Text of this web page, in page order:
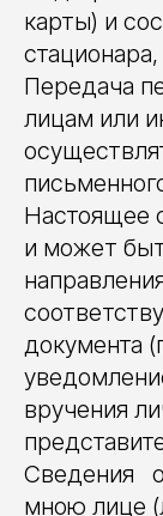
карты) и
Передача
лицам или
Настоящее
и может
документа
вручения
Сведения
мною лице